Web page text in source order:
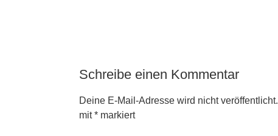
Schreibe einen Kommentar
Deine E-Mail-Adresse wird nicht veröffentlicht.
mit*markiert